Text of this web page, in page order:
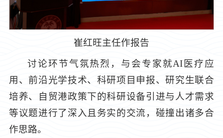
崔红旺主任作报告
讨论环节气氛热烈，与会专家就AI医疗应
用、前沿光学技术、科研项目申报、研究生联合
培养、自贸港政策下的科研设备引进与人才需求
等议题进行了深入且务实的交流，碰撞出诸多合
作思路。